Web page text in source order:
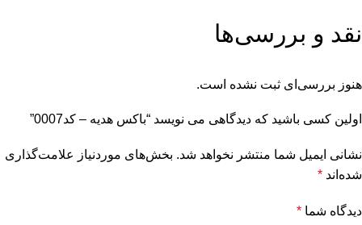
نقد و بررسی‌ها
هنوز بررسی‌ای ثبت نشده است.
اولین کسی باشید که دیدگاهی می نویسد “باکس هدیه – کد0007”
نشانی ایمیل شما منتشر نخواهد شد. بخش‌های موردنیاز علامت‌گذاری
شده‌اند *
دیدگاه شما *